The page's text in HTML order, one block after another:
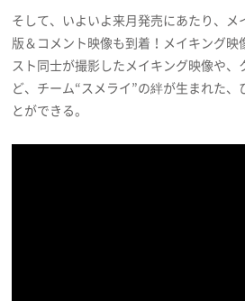
そして、いよいよ来月発売にあたり、メ
版＆コメント映像も到着！メイキング映
スト同士が撮影したメイキング映像や、
ど、チーム“スメライ”の絆が生まれた、
とができる。